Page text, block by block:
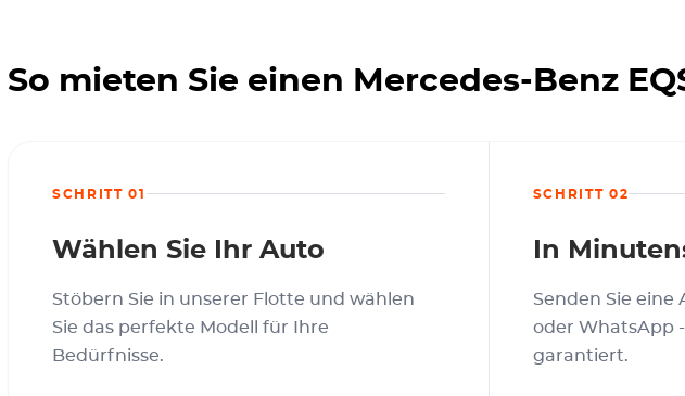
So mieten Sie einen Mercedes-Benz
SCHRITT 01
Wählen Sie Ihr Auto
Stöbern Sie in unserer Flotte und wählen
Sie das perfekte Modell für Ihre
Bedürfnisse.
SCHRITT 02
In
Senden Sie eine
oder WhatsApp
garantiert.